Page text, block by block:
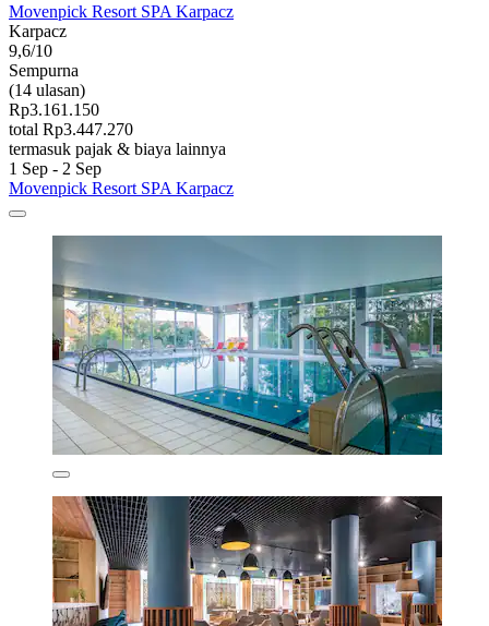
Movenpick Resort SPA Karpacz
Karpacz
9,6/10
Sempurna
(14 ulasan)
Rp3.161.150
total Rp3.447.270
termasuk pajak & biaya lainnya
1 Sep - 2 Sep
Movenpick Resort SPA Karpacz